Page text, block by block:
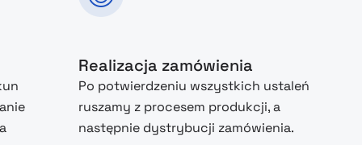
Realizacja zamówienia
Po potwierdzeniu wszystkich ustaleń
ruszamy z procesem produkcji, a
następnie dystrybucji zamówienia.